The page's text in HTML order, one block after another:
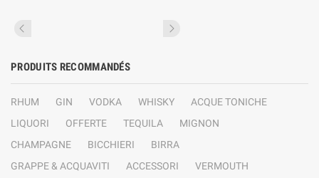
PRODUITS RECOMMANDÉS
RHUM GIN VODKA WHISKY
ACQUE TONICHE
LIQUORI
OFFERTE TEQUILA
MIGNON
CHAMPAGNE
BICCHIERI
BIRRA
GRAPPE & ACQUAVITI
ACCESSORI
VERMOUTH